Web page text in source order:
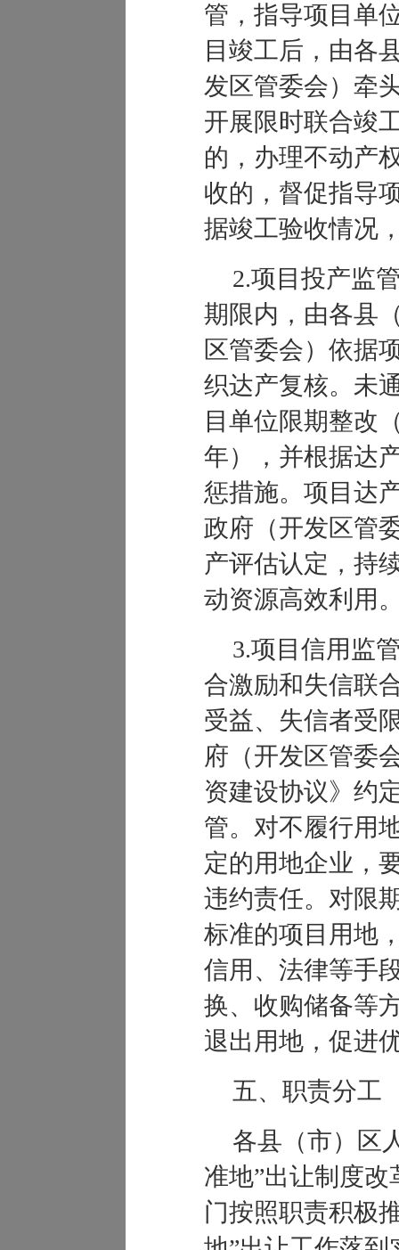
管，指导项目单
目竣工后，由各
发区管委会）牵
开展限时联合竣
的，办理不动产
收的，督促指导
据竣工验收情况
2.项目投产监
期限内，由各县
区管委会）依据
织达产复核。未
目单位限期整改
年），并根据达
惩措施。项目达
政府（开发区管
产评估认定，持
动资源高效利用
3.项目信用监
合激励和失信联
受益、失信者受
府（开发区管委
资建设协议》约
管。对不履行用
定的用地企业，
违约责任。对限
标准的项目用地
信用、法律等手
换、收购储备等
退出用地，促进
五、职责分工
各县（市）区
准地”出让制度
门按照职责积极